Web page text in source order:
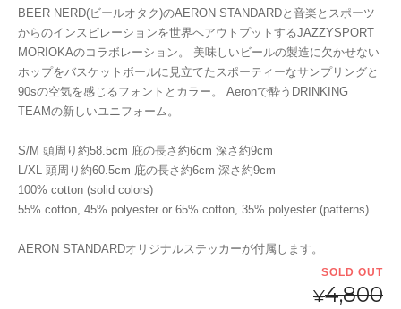
BEER NERD(ビールオタク)のAERON STANDARDと音楽とスポーツ
からのインスピレーションを世界へアウトプットするJAZZYSPORT
MORIOKAのコラボレーション。 美味しいビールの製造に欠かせない
ホップをバスケットボールに見立てたスポーティーなサンプリングと
90sの空気を感じるフォントとカラー。 Aeronで酔うDRINKING
TEAMの新しいユニフォーム。
S/M 頭周り約58.5cm 庇の長さ約6cm 深さ約9cm
L/XL 頭周り約60.5cm 庇の長さ約6cm 深さ約9cm
100% cotton (solid colors)
55% cotton, 45% polyester or 65% cotton, 35% polyester (patterns)
AERON STANDARDオリジナルステッカーが付属します。
SOLD OUT
¥4,800